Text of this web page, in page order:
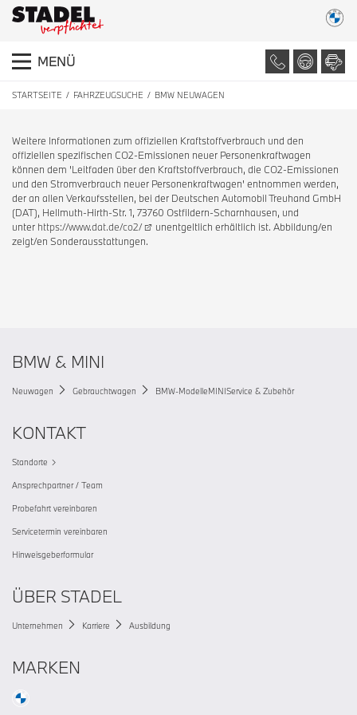
MENÜ
STARTSEITE FAHRZEUGSUCHE BMW NEUWAGEN
Weitere Informationen zum offiziellen Kraftstoffverbrauch und den
offiziellen spezifischen CO2-Emissionen neuer Personenkraftwagen
können dem 'Leitfaden über den Kraftstoffverbrauch, die CO2-Emissionen
und den Stromverbrauch neuer Personenkraftwagen' entnommen werden,
der an allen Verkaufsstellen, bei der Deutschen Automobil Treuhand GmbH
(DAT), Hellmuth-Hirth-Str. 1, 73760 Ostfildern-Scharnhausen, und
unter https://www.dat.de/co2/
unentgeltlich erhältlich ist. Abbildung/en
zeigt/en Sonderausstattungen.
BMW & MINI
Neuwagen Gebrauchtwagen BMW-ModelleMINIService & Zubehör
KONTAKT
Standorte
Ansprechpartner / Team
Probefahrt vereinbaren
Servicetermin vereinbaren
Hinweisgeberformular
ÜBER STADEL
Unternehmen Karriere Ausbildung
MARKEN